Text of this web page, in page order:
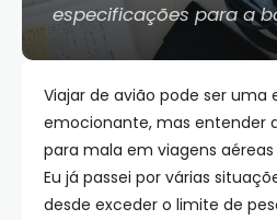
especificações para a
Viajar de avião pode ser uma
emocionante, mas entender
para mala em viagens
Eu já passei por várias
desde exceder o limite de